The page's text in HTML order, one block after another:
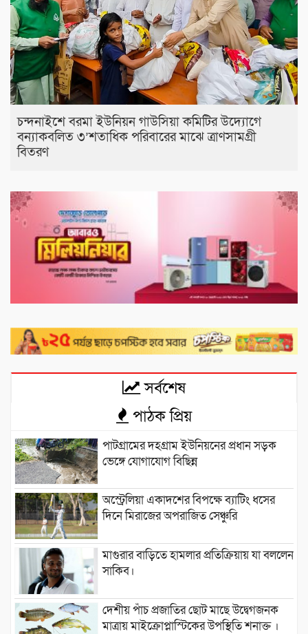
চন্দনাইশে বরমা ইউনিয়ন গাউসিয়া কমিটির উদ্যোগে
বন্যাকবলিত ৩’শতাধিক পরিবারের মাঝে ত্রাণসামগ্রী
বিতরণ
সর্বশেষ
পাঠক প্রিয়
পাটগ্রামের দহগ্রাম ইউনিয়নের প্রধান সড়ক
ভেঙ্গে যোগাযোগ বিছিন্ন
অস্ট্রেলিয়া একাদশের বিপক্ষে ব্যাটিং ধসের
দিনে মিরাজের অপরাজিত সেঞ্চুরি
মাগুরার বাড়িতে হামলার প্রতিক্রিয়ায় যা বললেন
সাকিব।
দেশীয় পাঁচ প্রজাতির ছোট মাছে উদ্বেগজনক
মাত্রায় মাইক্রোপ্লাস্টিকের উপস্থিতি শনাক্ত ।